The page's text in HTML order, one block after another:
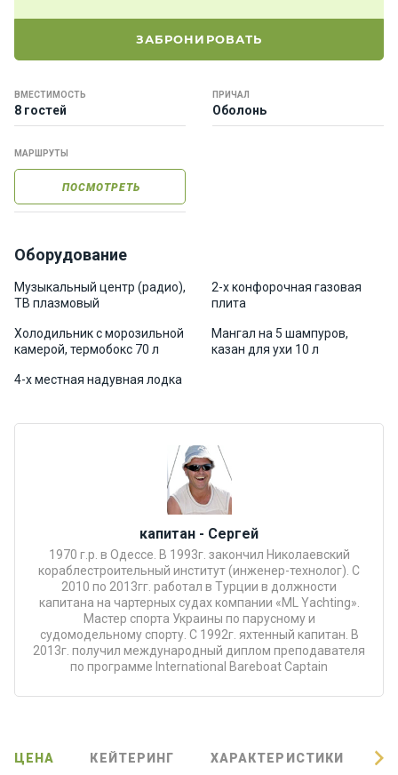
ЗАБРОНИРОВАТЬ
ВМЕСТИМОСТЬ
8 гостей
ПРИЧАЛ
Оболонь
МАРШРУТЫ
ПОСМОТРЕТЬ
Оборудование
Музыкальный центр (радио),
ТВ плазмовый
2-х конфорочная газовая
плита
Холодильник с морозильной
камерой, термобокс 70 л
Мангал на 5 шампуров,
казан для ухи 10 л
4-х местная надувная лодка
капитан - Сергей
1970 г.р. в Одессе. В 1993г. закончил Николаевский
кораблестроительный институт (инженер-технолог). С
2010 по 2013гг. работал в Турции в должности
капитана на чартерных судах компании «ML Yachting».
Мастер спорта Украины по парусному и
судомодельному спорту. С 1992г. яхтенный капитан. В
2013г. получил международный диплом преподавателя
по программе International Bareboat Captain
ЦЕНА КЕЙТЕРИНГ ХАРАКТЕРИСТИКИ
т
е
р
О нас
Програ
ммы
отдыха
Подаро
чения
Речные
прогулк
и
Отзывы
ы